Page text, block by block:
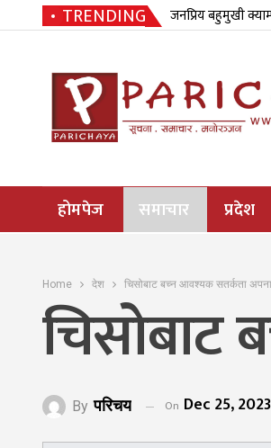
TRENDING जनप्रिय बहुमुखी
होमपेज समाचार प्रदेश
Home देश चिसोबाट बच्न आवश्यक सतर्कता
चिसोबाट
By परिचय On Dec 25, 2023